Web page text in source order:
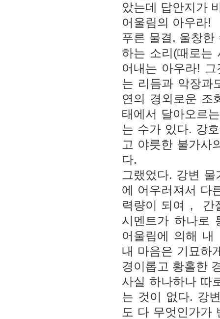
았는데 답안지가
어울림의 아우라!
푸른 물결, 울창한
하는 소리(때로는
어내는 아우라!
는 리듬과 악장과
연의 경외로운 조
태에서 달아오르
는 수가 있다. 강
고 야릇한 불가사
다.
그랬었다. 강변
에 어우러져서 다
력량이 되여， 간
시멘트가 하나로
어울림에 의해 내
내 마음은 기묘하
경이롭고 황홀한
사실 하나하나 따
는 것이 없다. 강
도 다 무엇인가가